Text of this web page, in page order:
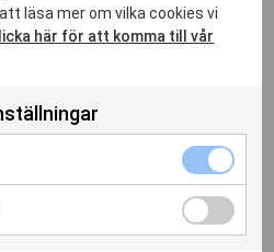
i webbsidorna eller förhindra
till dem.
till innehållet på webbsidorna.
förbehålls.
logo, bilder, illustrationer
eller indirekt är patenterade
läsa mer om vilka cookies vi
här för att komma till vår